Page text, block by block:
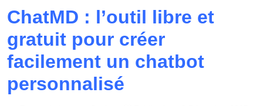
ChatMD : l’outil libre et
gratuit pour créer
facilement un chatbot
personnalisé